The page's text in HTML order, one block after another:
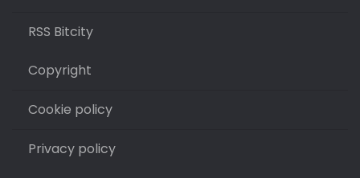
RSS Bitcity
Copyright
Cookie policy
Privacy policy